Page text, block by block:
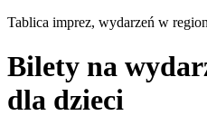
Tablica imprez, wydarzeń w
Bilety na
dla dzieci